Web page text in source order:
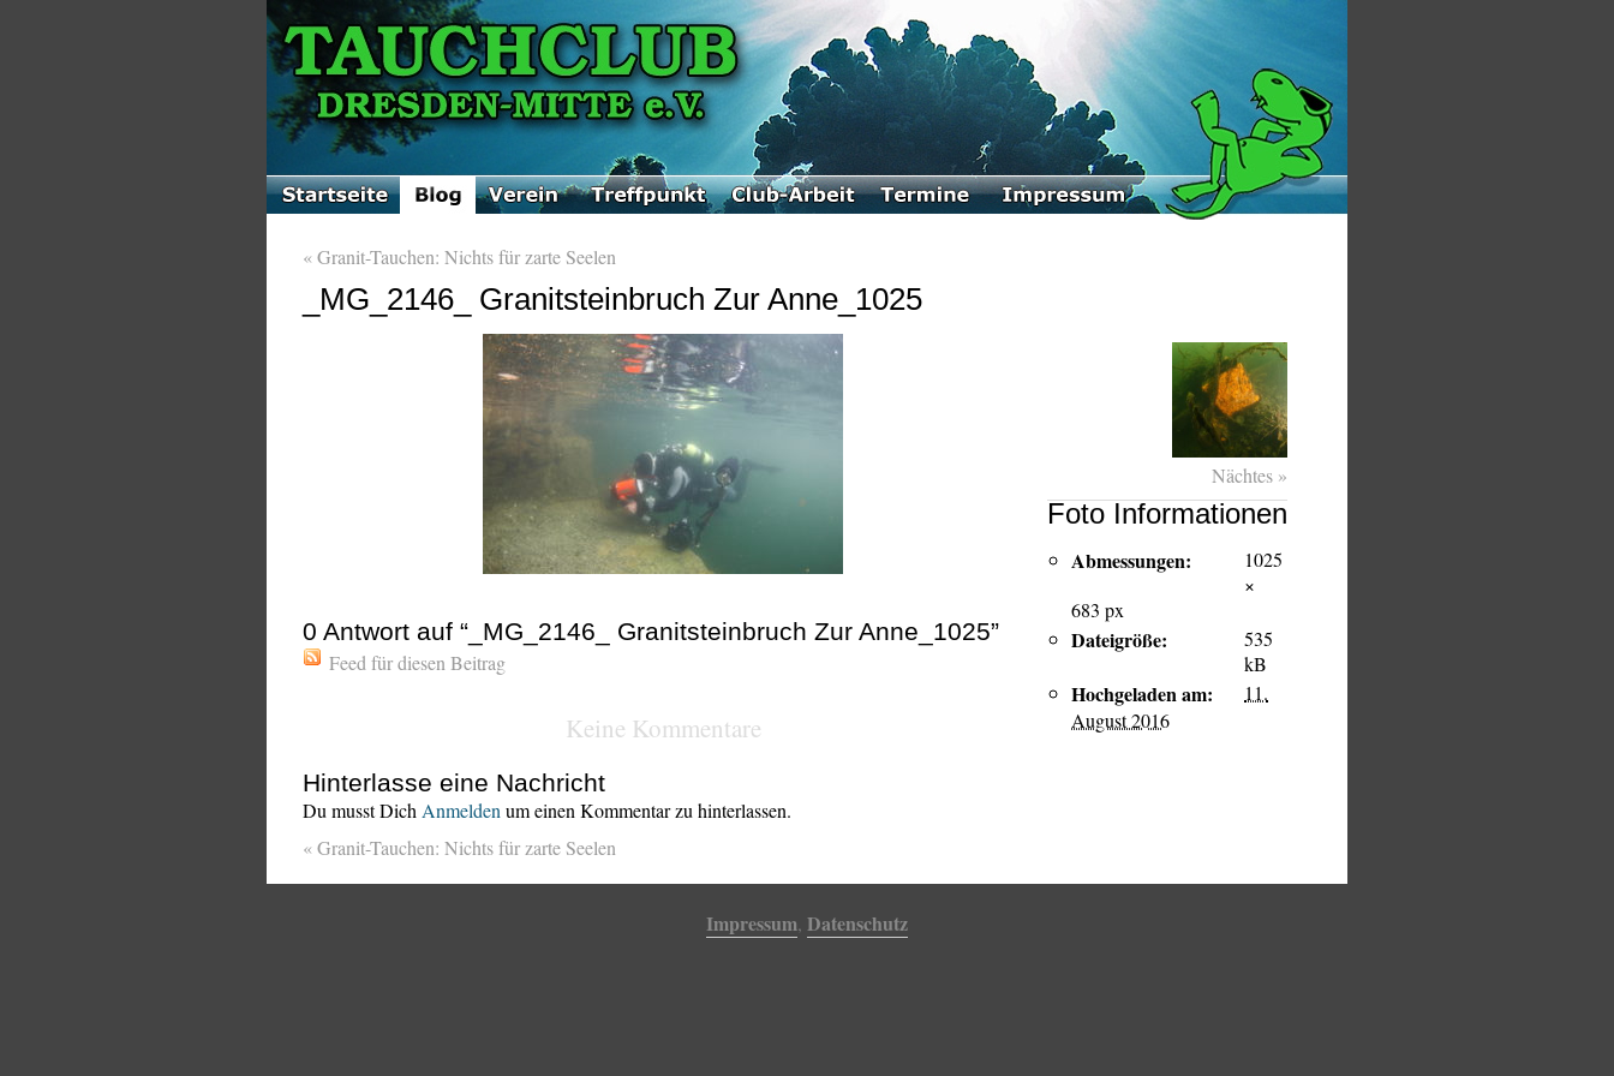
«Granit-Tauchen: Nichts für zarte Seelen
_MG_2146_ Granitsteinbruch Zur Anne_1025
Foto Informationen
Abmessungen:
1025
×
683 px
Dateigröße:
535
kB
Hochgeladen am:
11.
August 2016
Nächtes »
0 Antwort auf “_MG_2146_ Granitsteinbruch Zur Anne_1025”
Feed für diesen Beitrag
Keine Kommentare
Hinterlasse eine Nachricht
Du musst Dich Anmelden um einen Kommentar zu hinterlassen.
«Granit-Tauchen: Nichts für zarte Seelen
Impressum, Datenschutz